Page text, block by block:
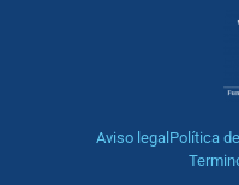
Aviso legalPolítica